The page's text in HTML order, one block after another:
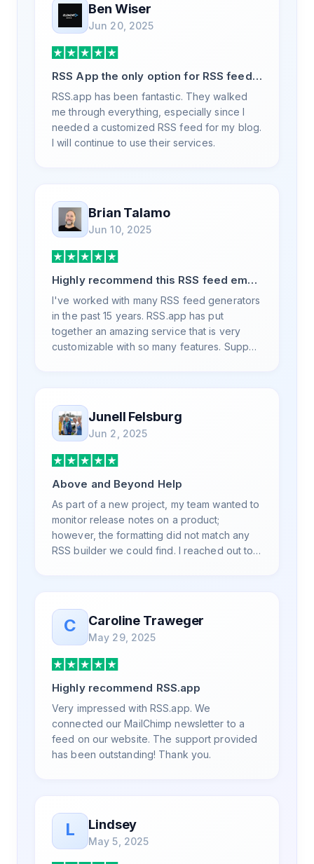
Ben Wiser
Jun 20, 2025
RSS App the only option for RSS feed
generation
RSS.app has been fantastic. They walked
me through everything, especially since I
needed a customized RSS feed for my blog.
I will continue to use their services.
Brian Talamo
Jun 10, 2025
Highly recommend this RSS feed email
/ widget generator service.
I've worked with many RSS feed generators
in the past 15 years. RSS.app has put
together an amazing service that is very
customizable with so many features. Support
your RSS feed needs. Our trucking news
hub website couldn't work without it. Thank
you.
Junell Felsburg
Jun 2, 2025
Above and Beyond Help
As part of a new project, my team wanted to
monitor release notes on a product;
however, the formatting did not match any
RSS builder we could find. I reached out to
was knowledgeable, kind, and clearly
wanted to understand the issue. It has been
a few weeks, but after many revisions and
direct support, all of my release notes are in
a way that my users understand and find
value in. Honestly, it has been an
exceptional experience, and I will be
pushing everyone I know to RSS.app for
their RSS needs.
C Caroline Traweger
May 29, 2025
Highly recommend RSS.app
Very impressed with RSS.app. We
connected our MailChimp newsletter to a
feed on our website. The support provided
has been outstanding! Thank you.
L Lindsey
May 5, 2025